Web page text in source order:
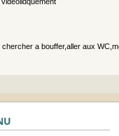
a bouffer,aller aux